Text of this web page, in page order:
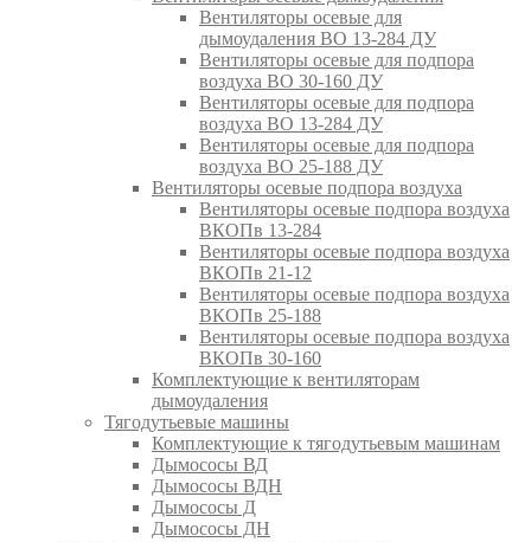
Вентиляторы осевые для
дымоудаления ВО 13-284 ДУ
Вентиляторы осевые для подпора
воздуха ВО 30-160 ДУ
Вентиляторы осевые для подпора
воздуха ВО 13-284 ДУ
Вентиляторы осевые для подпора
воздуха ВО 25-188 ДУ
Вентиляторы осевые подпора воздуха
Вентиляторы осевые подпора воздуха
ВКОПв 13-284
Вентиляторы осевые подпора воздуха
ВКОПв 21-12
Вентиляторы осевые подпора воздуха
ВКОПв 25-188
Вентиляторы осевые подпора воздуха
ВКОПв 30-160
Комплектующие к вентиляторам
дымоудаления
Тягодутьевые машины
Комплектующие к тягодутьевым машинам
Дымососы ВД
Дымососы ВДН
Дымососы Д
Дымососы ДН